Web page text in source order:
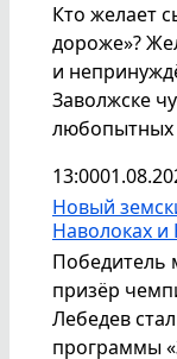
Кто желает
дороже»?
и
Заволжске
любопытных
13:00
Новый
Наволоках
Победитель
призёр
Лебедев
программы